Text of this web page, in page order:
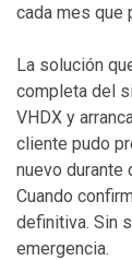
cada mes que
La solución
completa del
VHDX y
cliente pudo
nuevo durante
Cuando
definitiva. Sin
emergencia.